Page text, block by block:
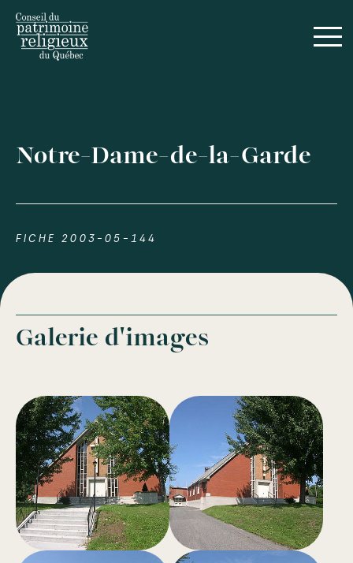
Notre-Dame-de-la-Garde
FICHE 2003-05-144
Galerie d'images